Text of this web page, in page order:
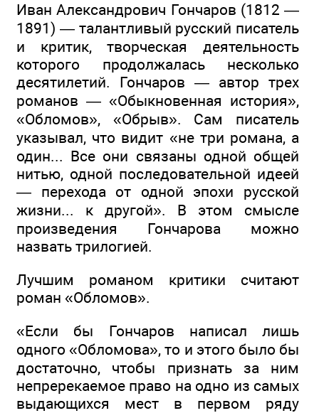
Иван Александрович Гончаров (1812 —
1891) — талантливый русский писатель
и критик, творческая деятельность
которого продолжалась несколько
десятилетий. Гончаров — автор трех
романов — «Обыкновенная история»,
«Обломов», «Обрыв». Сам писатель
указывал, что видит «не три романа, а
один... Все они связаны одной общей
нитью, одной последовательной идеей
— перехода от одной эпохи русской
жизни... к другой». В этом смысле
произведения Гончарова можно
назвать трилогией.
Лучшим романом критики считают
роман «Обломов».
«Если бы Гончаров написал лишь
одного «Обломова», то и этого было бы
достаточно, чтобы признать за ним
непререкаемое право на одно из самых
выдающихся мест в первом ряду